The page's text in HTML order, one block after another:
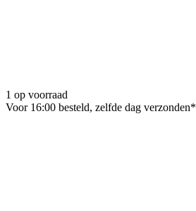
1 op voorraad
Voor 16:00 besteld, zelfde dag verzonden*